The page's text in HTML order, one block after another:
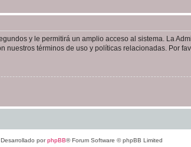
y le permitirá un amplio acceso al sistema. La
términos de uso y políticas relacionadas. Por
Desarrollado porphpBB® Forum Software © phpBB Limited